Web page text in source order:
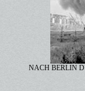
NACH BERLIN